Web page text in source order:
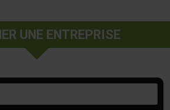
UNE ENTREPRISE